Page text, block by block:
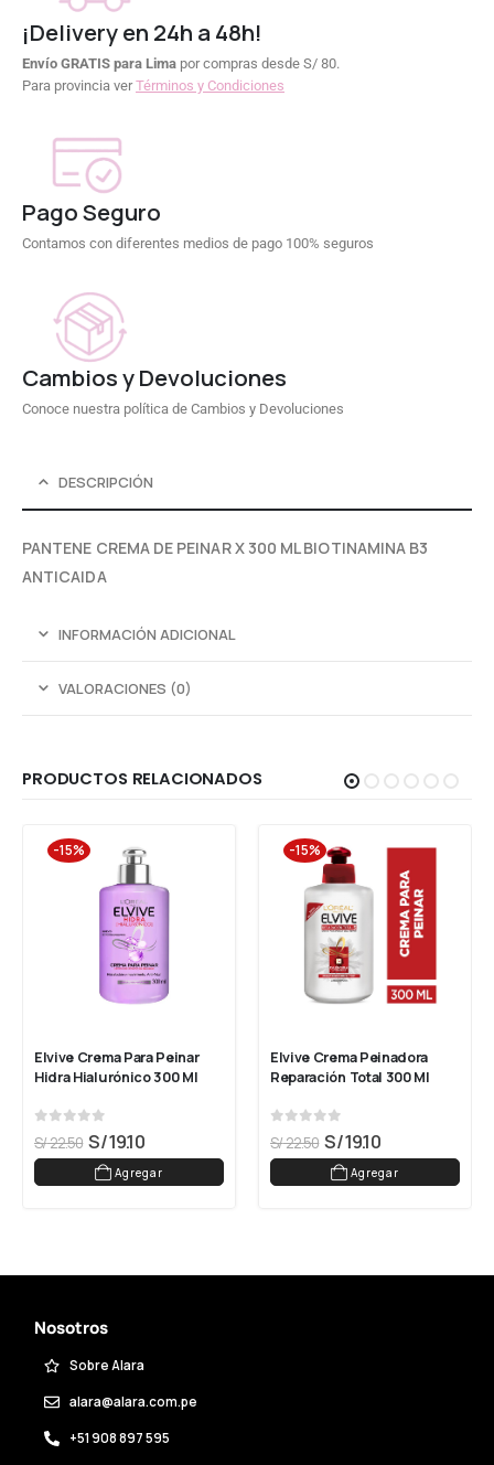
¡Delivery en 24h a 48h!
Envío GRATIS para Lima por compras desde S/ 80.
Para provincia verTérminos y Condiciones
Pago Seguro
Contamos con diferentes medios de pago 100% seguros
Cambios y Devoluciones
Conoce nuestra política de Cambios y Devoluciones
DESCRIPCIÓN
PANTENE CREMA DE PEINAR X 300 ML BIOTINAMINA B3
ANTICAIDA
INFORMACIÓN ADICIONAL
VALORACIONES (0)
PRODUCTOS RELACIONADOS
-15%
Elvive Crema Para Peinar
Hidra Hialurónico 300 Ml
out of 5
S/22.50 S/19.10
Agregar
-15%
Elvive Crema Peinadora
Reparación Total 300 Ml
out of 5
S/22.50 S/19.10
Agregar
Nosotros
Sobre Alara
alara@alara.com.pe
+51 908 897 595